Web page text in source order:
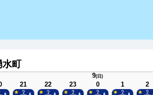
水町
21 22 23
9(日)
0 1 2